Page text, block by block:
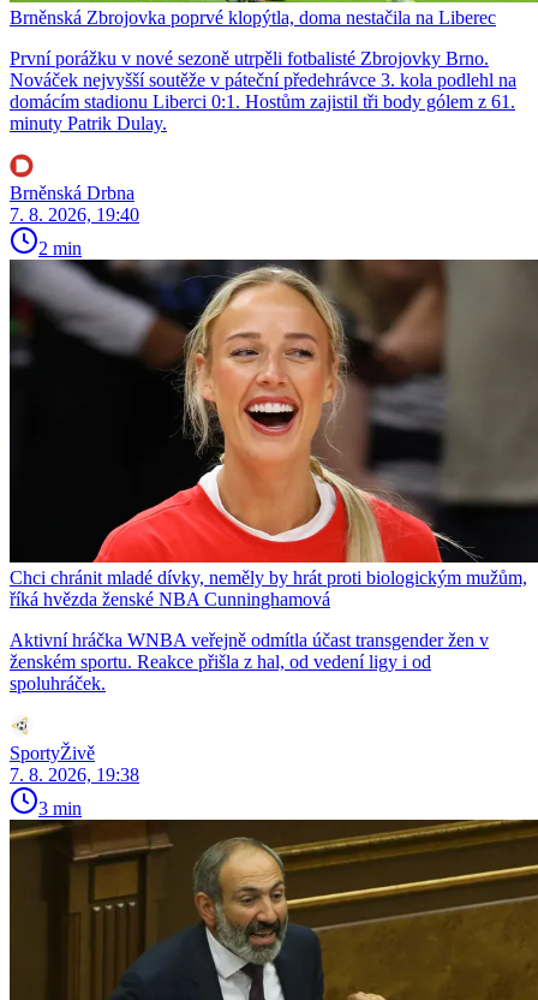
Brněnská Zbrojovka poprvé klopýtla, doma nestačila na Liberec
První porážku v nové sezoně utrpěli fotbalisté Zbrojovky Brno.
Nováček nejvyšší soutěže v páteční předehrávce 3. kola podlehl na
domácím stadionu Liberci 0:1. Hostům zajistil tři body gólem z 61.
minuty Patrik Dulay.
Brněnská Drbna
7. 8. 2026, 19:40
2 min
Chci chránit mladé dívky, neměly by hrát proti biologickým mužům,
říká hvězda ženské NBA Cunninghamová
Aktivní hráčka WNBA veřejně odmítla účast transgender žen v
ženském sportu. Reakce přišla z hal, od vedení ligy i od
spoluhráček.
SportyŽivě
7. 8. 2026, 19:38
3 min